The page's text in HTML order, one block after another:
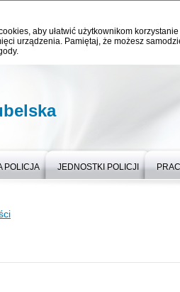
aby ułatwić użytkownikom
urządzenia. Pamiętaj, że możesz
POLICJA JEDNOSTKI POLICJI